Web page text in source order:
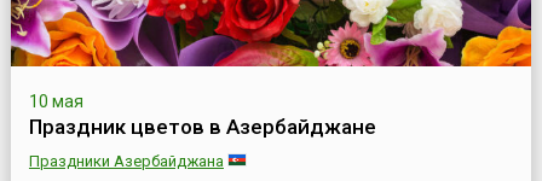
10 мая
Праздник цветов в Азербайджане
Праздники Азербайджана